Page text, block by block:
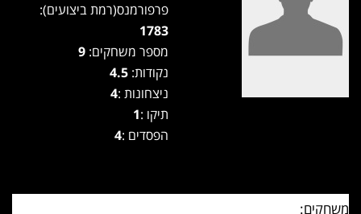
פרפורמנס(רמת ביצועים):
1783
מספר משחקים:
נקודות: 4.5
ניצחונות :4
תיקו :1
הפסדים :4
משחקים: